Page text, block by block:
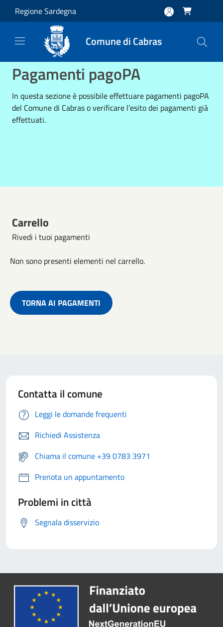
Salta al contenuto principale
Regione Sardegna 
Comune di Cabras
Pagamenti pagoPA
In questa sezione è possibile effettuare pagamenti pagoPA
del Comune di Cabras o verificare l’esito dei pagamenti già
effettuati.
Carrello
Rivedi i tuoi pagamenti
Non sono presenti elementi nel carrello.
TORNA AI PAGAMENTI
Contatta il comune
Leggi le domande frequenti
Richiedi Assistenza
Chiama il comune +39 0783 3971
Prenota un appuntamento
Problemi in città
Segnala disservizio